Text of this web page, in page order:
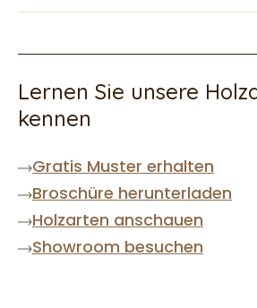
Lernen Sie unsere
kennen
Gratis Muster erhalten
Broschüre herunterladen
Holzarten anschauen
Showroom besuchen